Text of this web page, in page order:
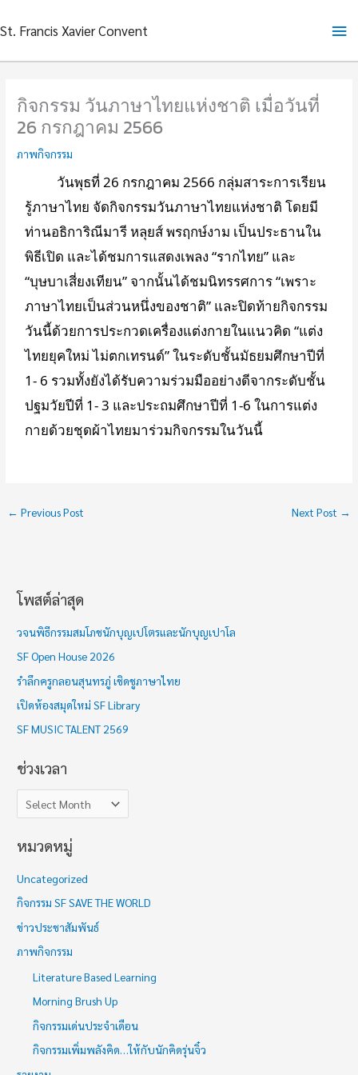
to
St. Francis Xavier Convent
กิจกรรม วันภาษาไทยแห่งชาติ เมื่อวันที่
26 กรกฎาคม 2566
ภาพกิจกรรม
วันพุธที่ 26 กรกฎาคม 2566 กลุ่มสาระการเรียน
รู้ภาษาไทย จัดกิจกรรมวันภาษาไทยแห่งชาติ โดยมี
ท่านอธิการิณีมารี หลุยส์ พรฤกษ์งาม เป็นประธานใน
พิธีเปิด และได้ชมการแสดงเพลง “รากไทย” และ
“บุษบาเสี่ยงเทียน” จากนั้นได้ชมนิทรรศการ “เพราะ
ภาษาไทยเป็นส่วนหนึ่งของชาติ” และปิดท้ายกิจกรรม
วันนี้ด้วยการประกวดเครื่องแต่งกายในแนวคิด “แต่ง
ไทยยุคใหม่ ไม่ตกเทรนด์” ในระดับชั้นมัธยมศึกษาปีที่
1- 6 รวมทั้งยังได้รับความร่วมมืออย่างดีจากระดับชั้น
ปฐมวัยปีที่ 1- 3 และประถมศึกษาปีที่ 1-6 ในการแต่ง
กายด้วยชุดผ้าไทยมาร่วมกิจกรรมในวันนี้
← Previous Post Next Post →
โพสต์ล่าสุด
วจนพิธีกรรมสมโภชนักบุญเปโตรและนักบุญเปาโล
SF Open House 2026
รำลึกครูกลอนสุนทรภู่ เชิดชูภาษาไทย
เปิดห้องสมุดใหม่ SF Library
SF MUSIC TALENT 2569
ช่วงเวลา
ช่
ง
เ
ว
ล
า
หมวดหมู่
Uncategorized
กิจกรรม SF SAVE THE WORLD
ข่าวประชาสัมพันธ์
ภาพกิจกรรม
Literature Based Learning
Morning Brush Up
กิจกรรมเด่นประจำเดือน
กิจกรรมเพิ่มพลังคิด…ให้กับนักคิดรุ่นจิ๋ว